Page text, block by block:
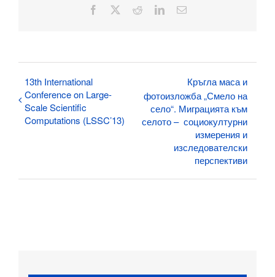
Facebook RedditLinkedInЕлектронна
13th International
Conference on Large-
Scale Scientific
Computations (LSSC’13)
Кръгла маса и
фотоизложба „Смело на
село“. Миграцията към
селото – социокултурни
измерения и
изследователски
перспективи